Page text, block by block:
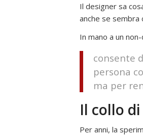
Il designer sa
anche se sembra
In mano a un
consente
persona
ma per
Il collo
Per anni, la